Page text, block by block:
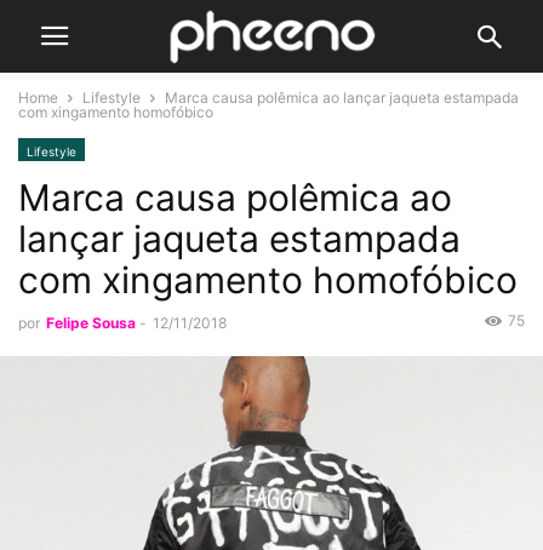
Home Lifestyle
Marca causa polêmica ao lançar jaqueta estampada
com xingamento homofóbico
Lifestyle
Marca causa polêmica ao
lançar jaqueta estampada
com xingamento homofóbico
por Felipe Sousa - 12/11/2018 75